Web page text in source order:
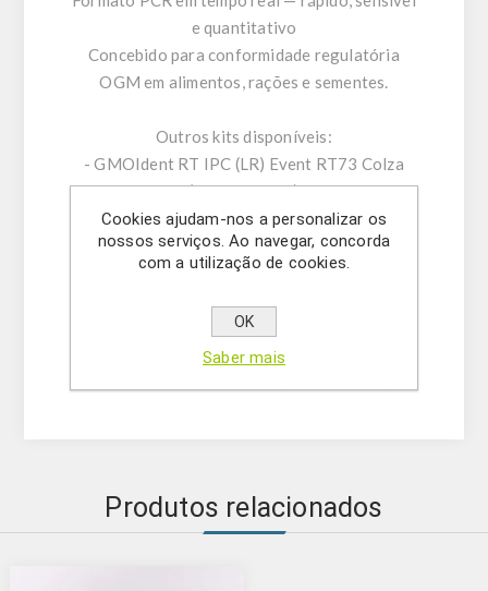
e quantitativo
Concebido para conformidade regulatória
OGM em alimentos, rações e sementes.
Outros kits disponíveis:
- GMOIdent RT IPC (LR) Event RT73 Colza
(5421242801)
- GMOQuant IPC (LR) Event RT73 Colza
(5125224601)
- GMOIdent RT IPC (LR/NR)
(5421242701/5421242702)
- GMOQuant Duplex IPC (LR)
Produtos relacionados
Cookies ajudam-nos a personalizar os
nossos serviços. Ao navegar, concorda
com a utilização de cookies.
OK
Saber mais